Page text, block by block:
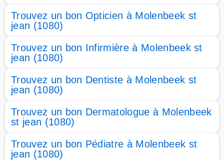
Trouvez un bon Opticien à Molenbeek st
jean (1080)
Trouvez un bon Infirmière à Molenbeek st
jean (1080)
Trouvez un bon Dentiste à Molenbeek st
jean (1080)
Trouvez un bon Dermatologue à Molenbeek
st jean (1080)
Trouvez un bon Pédiatre à Molenbeek st
jean (1080)